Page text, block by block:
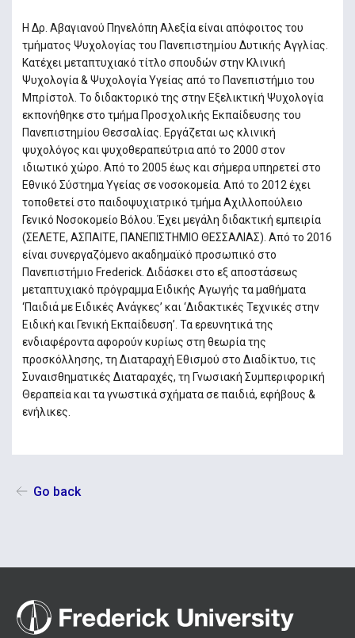
H Δρ. Αβαγιανού Πηνελόπη Αλεξία είναι απόφοιτος του
τμήματος Ψυχολογίας του Πανεπιστημίου Δυτικής Αγγλίας.
Κατέχει μεταπτυχιακό τίτλο σπουδών στην Κλινική
Ψυχολογία & Ψυχολογία Υγείας από το Πανεπιστήμιο του
Μπρίστολ. Το διδακτορικό της στην Εξελικτική Ψυχολογία
εκπονήθηκε στο τμήμα Προσχολικής Εκπαίδευσης του
Πανεπιστημίου Θεσσαλίας. Εργάζεται ως κλινική
ψυχολόγος και ψυχοθεραπεύτρια από το 2000 στον
ιδιωτικό χώρο. Από το 2005 έως και σήμερα υπηρετεί στο
Εθνικό Σύστημα Υγείας σε νοσοκομεία. Από το 2012 έχει
τοποθετεί στο παιδοψυχιατρικό τμήμα Αχιλλοπούλειο
Γενικό Νοσοκομείο Βόλου. Έχει μεγάλη διδακτική εμπειρία
(ΣΕΛΕΤΕ, ΑΣΠΑΙΤΕ, ΠΑΝΕΠΙΣΤΗΜΙΟ ΘΕΣΣΑΛΙΑΣ). Από το 2016
είναι συνεργαζόμενο ακαδημαϊκό προσωπικό στο
Πανεπιστήμιο Frederick. Διδάσκει στο εξ αποστάσεως
μεταπτυχιακό πρόγραμμα Ειδικής Αγωγής τα μαθήματα
‘Παιδιά με Ειδικές Ανάγκες’ και ‘Διδακτικές Τεχνικές στην
Ειδική και Γενική Εκπαίδευση’. Τα ερευνητικά της
ενδιαφέροντα αφορούν κυρίως στη θεωρία της
προσκόλλησης, τη Διαταραχή Εθισμού στο Διαδίκτυο, τις
Συναισθηματικές Διαταραχές, τη Γνωσιακή Συμπεριφορική
Θεραπεία και τα γνωστικά σχήματα σε παιδιά, εφήβους &
ενήλικες.
Go back